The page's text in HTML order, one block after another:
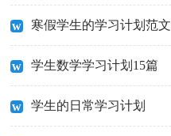
寒假学生的学习计划范文
学生数学学习计划15篇
学生的日常学习计划